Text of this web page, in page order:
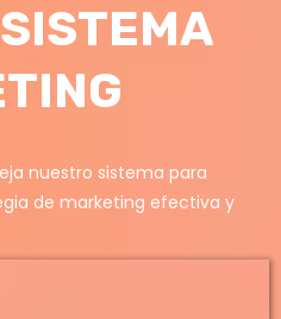
nuestro sistema para
de marketing efectiva y